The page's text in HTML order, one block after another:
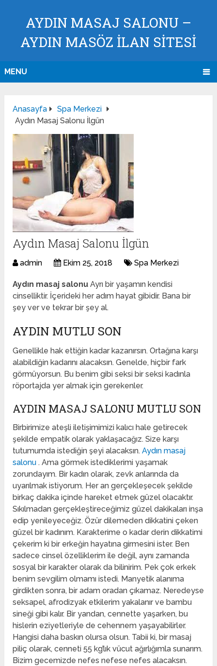
AYDIN MASAJ SALONU –
AYDIN MASÖZ İLAN SİTESİ
MENU
Anasayfa
Spa Merkezi
Aydın Masaj Salonu İlgün
Aydın Masaj Salonu İlgün
admin Ekim 25, 2018 Spa Merkezi
Aydın masaj salonu Ayrı bir yaşamın kendisi
cinselliktir. İçerideki her adım hayat gibidir. Bana bir
şey ver ve tekrar bir şey al.
AYDIN MUTLU SON
Genellikle hak ettiğin kadar kazanırsın. Ortağına karşı
alabildiğin kadarını alacaksın. Genelde, hiçbir fark
görmüyorsun. Bu benim gibi seksi bir seksi kadınla
röportajda yer almak için gerekenler.
AYDIN MASAJ SALONU MUTLU SON
Birbirimize ateşli iletişimimizi kalıcı hale getirecek
şekilde empatik olarak yaklaşacağız. Size karşı
tutumumda istediğin şeyi alacaksın.Aydın masaj
salonu. Ama görmek istediklerimi yaşamak
zorundayım. Bir kadın olarak, zevk anlarında da
uyarılmak istiyorum. Her an gerçekleşecek şekilde
birkaç dakika içinde hareket etmek güzel olacaktır.
Sıkılmadan gerçekleştireceğimiz güzel dakikaları inşa
edip yenileyeceğiz. Özür dilemeden dikkatini çeken
güzel bir kadınım. Karakterime o kadar derin dikkatimi
çekerim ki bir erkeğin hayatına girmesini ister. Ben
sadece cinsel özelliklerim ile değil, aynı zamanda
sosyal bir karakter olarak da bilinirim. Pek çok erkek
benim sevgilim olmamı istedi. Manyetik alanıma
girdikten sonra, bir adam oradan çıkamaz. Neredeyse
seksapel, afrodizyak etkilerim yakalanır ve bambu
sineği gibi kalır. Bir yandan, cennette yaşarken, bu
hislerin eziyetleriyle de cehennem yaşayabilirler.
Hangisi daha baskın olursa olsun. Tabii ki, bir masaj
piliç olarak, cenneti 55 kg’lık vücut ağırlığımla sunarım.
Bizim gecemizde nefes nefese nefes alacaksın.